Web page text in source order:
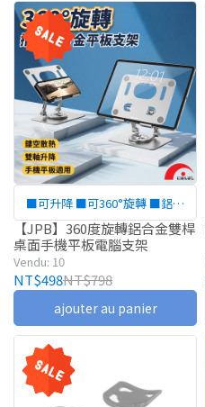
■可升降 ■可360°旋轉 ■鋁合
金支架承重力強
【JPB】360度旋轉鋁合金雙桿
桌面手機平板電腦支架
Vendu: 10
NT$498NT$798
ajouter au panier